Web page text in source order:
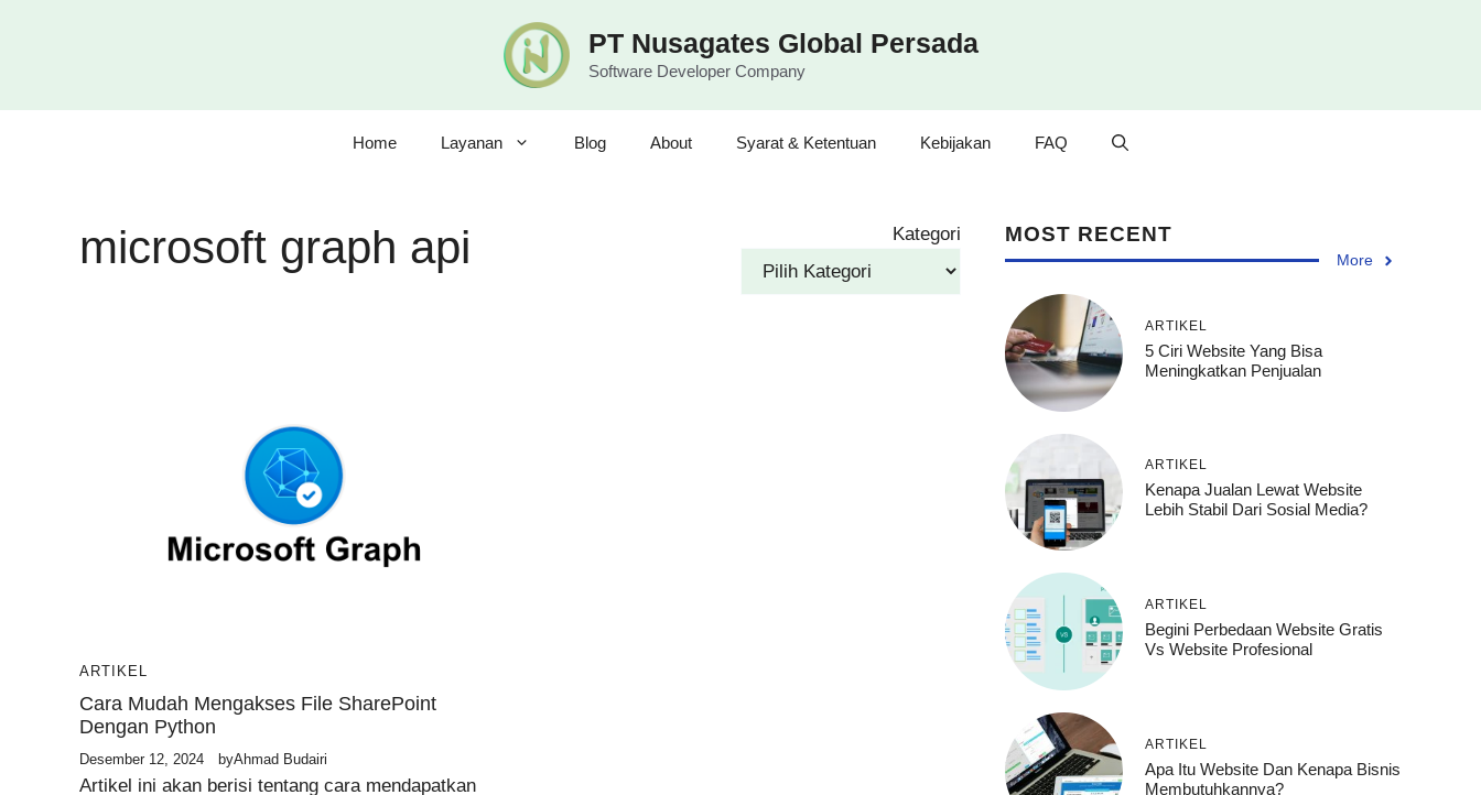
PT Nusagates Global Persada
Software Developer Company
Home Layanan Blog About Syarat & Ketentuan Kebijakan FAQ
microsoft graph api Kategori
ARTIKEL
Cara Mudah Mengakses File SharePoint
Dengan Python
Desember 12, 2024 byAhmad Budairi
Artikel ini akan berisi tentang cara mendapatkan
MOST RECENT
More
ARTIKEL
5 Ciri Website Yang Bisa
Meningkatkan Penjualan
ARTIKEL
Kenapa Jualan Lewat Website
Lebih Stabil Dari Sosial Media?
ARTIKEL
Begini Perbedaan Website Gratis
Vs Website Profesional
ARTIKEL
Apa Itu Website Dan Kenapa Bisnis
Membutuhkannya?